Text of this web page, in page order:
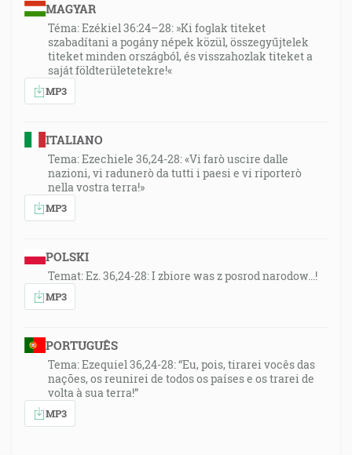
MAGYAR
Téma: Ezékiel 36:24–28: »Ki foglak titeket
szabadítani a pogány népek közül, összegyűjtelek
titeket minden országból, és visszahozlak titeket a
saját földterületetekre!«
MP3
ITALIANO
Tema: Ezechiele 36,24-28: «Vi farò uscire dalle
nazioni, vi radunerò da tutti i paesi e vi riporterò
nella vostra terra!»
MP3
POLSKI
Temat: Ez. 36,24-28: I zbiore was z posrod narodow...!
MP3
PORTUGUÊS
Tema: Ezequiel 36,24-28: “Eu, pois, tirarei vocês das
nações, os reunirei de todos os países e os trarei de
volta à sua terra!”
MP3